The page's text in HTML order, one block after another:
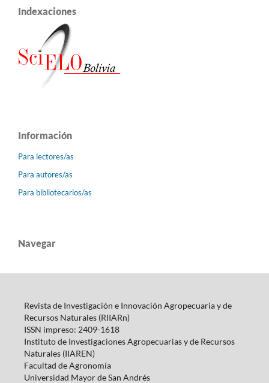
Indexaciones
Información
Para lectores/as
Para autores/as
Para bibliotecarios/as
Navegar
Revista de Investigación e Innovación Agropecuaria y de
Recursos Naturales (RIIARn)
ISSN impreso: 2409-1618
Instituto de Investigaciones Agropecuarias y de Recursos
Naturales (IIAREN)
Facultad de Agronomía
Universidad Mayor de San Andrés